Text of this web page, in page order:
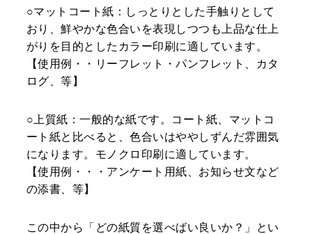
○マットコート紙：しっとりとした手触りとして
おり、鮮やかな色合いを表現しつつも上品な仕上
がりを目的としたカラー印刷に適しています。
【使用例・・リーフレット・パンフレット、カタ
ログ、等】
○上質紙：一般的な紙です。コート紙、マットコ
ート紙と比べると、色合いはややしずんだ雰囲気
になります。モノクロ印刷に適しています。
【使用例・・・アンケート用紙、お知らせ文など
の添書、等】
この中から「どの紙質を選べばい良いか？」とい